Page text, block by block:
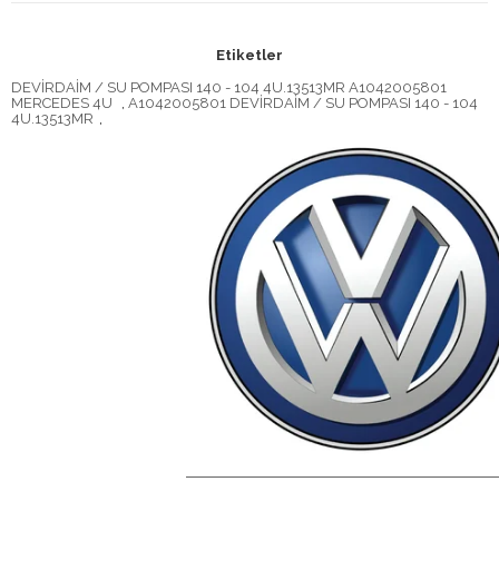
Etiketler
DEVİRDAİM / SU POMPASI 140 - 104 4U.13513MR A1042005801
MERCEDES 4U
, A1042005801 DEVİRDAİM / SU POMPASI 140 - 104
4U.13513MR ,